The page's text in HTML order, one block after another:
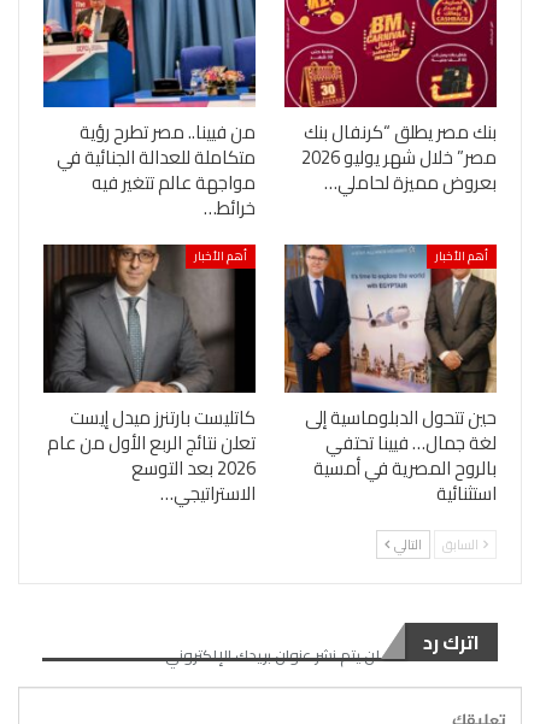
بنك مصر يطلق “كرنفال بنك
مصر” خلال شهر يوليو 2026
بعروض مميزة لحاملي…
من فيينا.. مصر تطرح رؤية
متكاملة للعدالة الجنائية في
مواجهة عالم تتغير فيه
خرائط…
أهم الأخبار
حين تتحول الدبلوماسية إلى
لغة جمال… فيينا تحتفي
بالروح المصرية في أمسية
استثنائية
أهم الأخبار
كاتليست بارتنرز ميدل إيست
تعلن نتائج الربع الأول من عام
2026 بعد التوسع
الاستراتيجي…
السابق التالي
اترك رد لن يتم نشر عنوان بريدك الإلكتروني.